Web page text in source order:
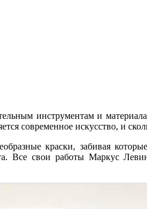
инструментам и
современное искусство, и
краски, забивая
Все свои работы Маркус